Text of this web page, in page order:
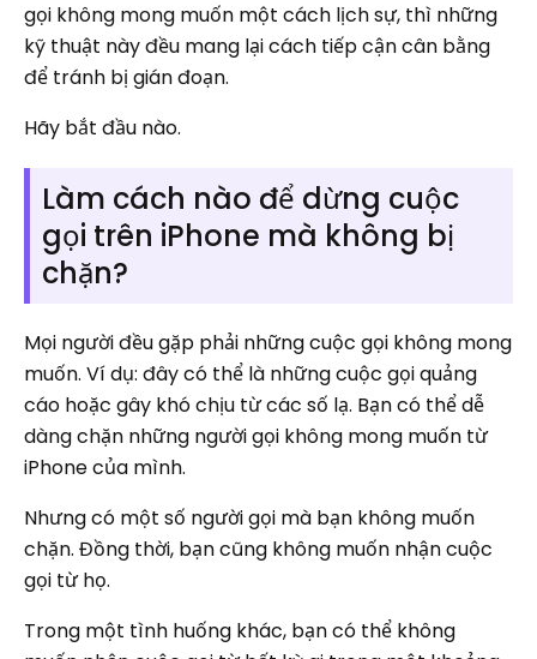
gọi không mong muốn một cách lịch sự, thì những
kỹ thuật này đều mang lại cách tiếp cận cân bằng
để tránh bị gián đoạn.
Hãy bắt đầu nào.
Làm cách nào để dừng cuộc
gọi trên iPhone mà không bị
chặn?
Mọi người đều gặp phải những cuộc gọi không mong
muốn. Ví dụ: đây có thể là những cuộc gọi quảng
cáo hoặc gây khó chịu từ các số lạ. Bạn có thể dễ
dàng chặn những người gọi không mong muốn từ
iPhone của mình.
Nhưng có một số người gọi mà bạn không muốn
chặn. Đồng thời, bạn cũng không muốn nhận cuộc
gọi từ họ.
Trong một tình huống khác, bạn có thể không